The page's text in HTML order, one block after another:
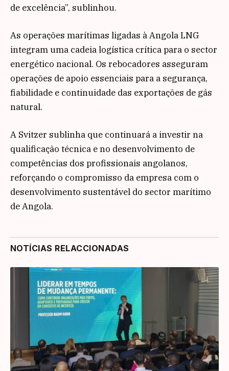
de excelência”, sublinhou.
As operações marítimas ligadas à Angola LNG
integram uma cadeia logística crítica para o sector
energético nacional. Os rebocadores asseguram
operações de apoio essenciais para a segurança,
fiabilidade e continuidade das exportações de gás
natural.
A Svitzer sublinha que continuará a investir na
qualificação técnica e no desenvolvimento de
competências dos profissionais angolanos,
reforçando o compromisso da empresa com o
desenvolvimento sustentável do sector marítimo
de Angola.
NOTÍCIAS RELACCIONADAS